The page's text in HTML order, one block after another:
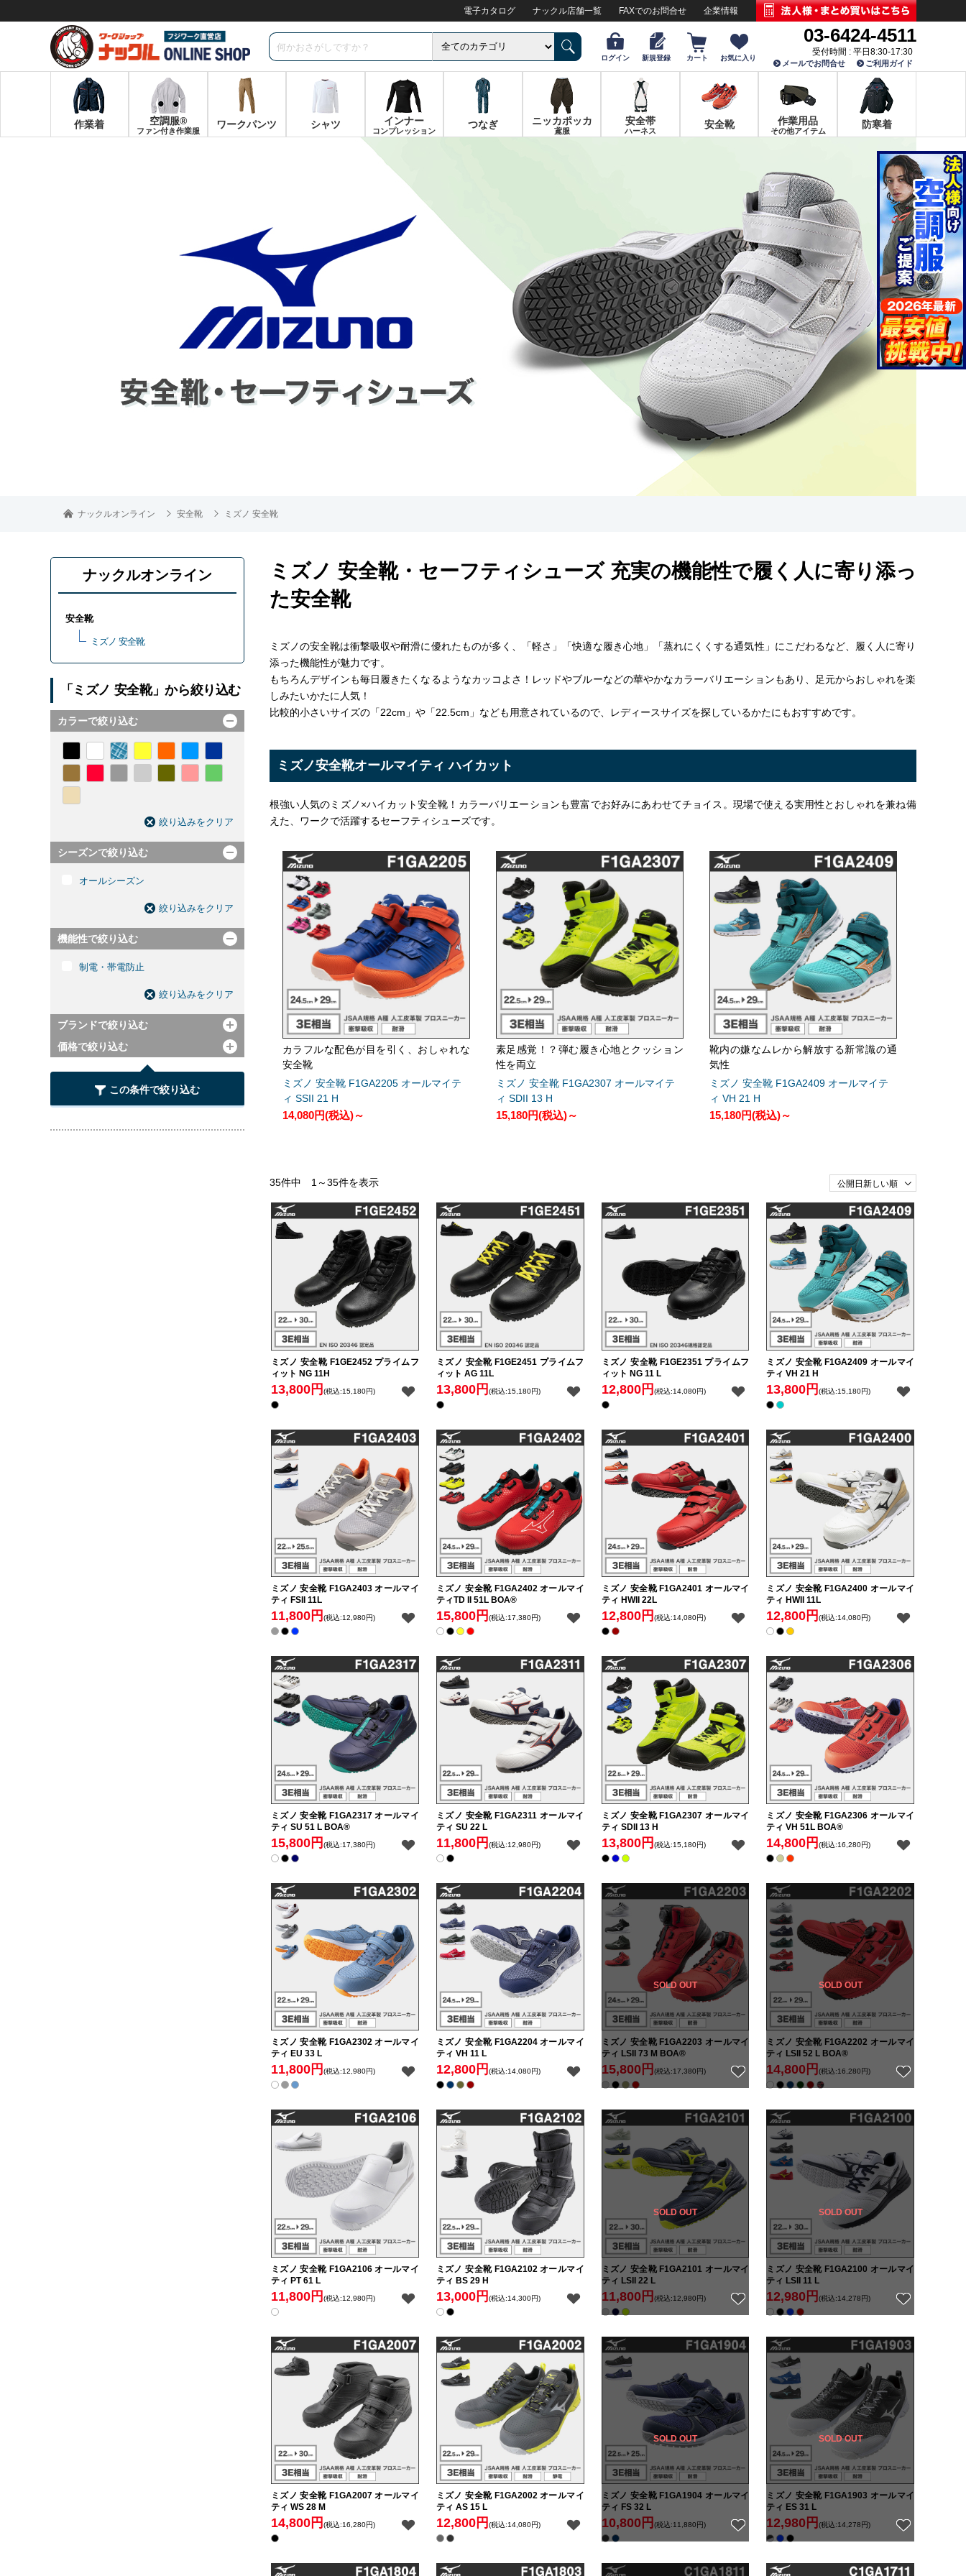
電子カタログ ナックル店舗一覧 FAXでのお問合せ 企業情報
ログイン 新規登録 カート お気に入り
03-6424-4511
受付時間 : 平日8:30-17:30
メールでお問合せ ご利用ガイド
作業着 空調服®
ファン付き作業服
ワークパンツ シャツ インナー
コンプレッション
つなぎ ニッカポッカ
鳶服
安全帯
ハーネス
安全靴 作業用品
その他アイテム
防寒着
ナックルオンライン 安全靴 ミズノ 安全靴
ミズノ 安全靴・セーフティシューズ 充実の機能性で履く人に寄り添っ
た安全靴
ミズノの安全靴は衝撃吸収や耐滑に優れたものが多く、「軽さ」「快適な履き心地」「蒸れにくくする通気性」にこだわるなど、履く人に寄り
添った機能性が魅力です。
もちろんデザインも毎日履きたくなるようなカッコよさ！レッドやブルーなどの華やかなカラーバリエーションもあり、足元からおしゃれを楽
しみたいかたに人気！
比較的小さいサイズの「22cm」や「22.5cm」なども用意されているので、レディースサイズを探しているかたにもおすすめです。
ミズノ安全靴オールマイティ ハイカット
根強い人気のミズノ×ハイカット安全靴！カラーバリエーションも豊富でお好みにあわせてチョイス。現場で使える実用性とおしゃれを兼ね備
えた、ワークで活躍するセーフティシューズです。
カラフルな配色が目を引く、おしゃれな
安全靴
ミズノ 安全靴 F1GA2205 オールマイテ
ィ SSII 21 H
14,080円(税込)～
素足感覚！？弾む履き心地とクッション
性を両立
ミズノ 安全靴 F1GA2307 オールマイテ
ィ SDII 13 H
15,180円(税込)～
靴内の嫌なムレから解放する新常識の通
気性
ミズノ 安全靴 F1GA2409 オールマイテ
ィ VH 21 H
15,180円(税込)～
35件中 1～35件を表示
ミズノ 安全靴 F1GE2452 プライムフ
ィット NG 11H
13,800円 (税込:15,180円)
ミズノ 安全靴 F1GE2451 プライムフ
ィット AG 11L
13,800円 (税込:15,180円)
ミズノ 安全靴 F1GE2351 プライムフ
ィット NG 11 L
12,800円 (税込:14,080円)
ミズノ 安全靴 F1GA2409 オールマイ
ティ VH 21 H
13,800円(税込:15,180円)
ミズノ 安全靴 F1GA2403 オールマイ
ティ FSII 11L
11,800円 (税込:12,980円)
ミズノ 安全靴 F1GA2402 オールマイ
ティTD II 51L BOA®
15,800円 (税込:17,380円)
ミズノ 安全靴 F1GA2401 オールマイ
ティ HWII 22L
12,800円 (税込:14,080円)
ミズノ 安全靴 F1GA2400 オールマイ
ティ HWII 11L
12,800円(税込:14,080円)
ミズノ 安全靴 F1GA2317 オールマイ
ティ SU 51 L BOA®
15,800円 (税込:17,380円)
ミズノ 安全靴 F1GA2311 オールマイ
ティ SU 22 L
11,800円 (税込:12,980円)
ミズノ 安全靴 F1GA2307 オールマイ
ティ SDII 13 H
13,800円 (税込:15,180円)
ミズノ 安全靴 F1GA2306 オールマイ
ティ VH 51L BOA®
14,800円(税込:16,280円)
ミズノ 安全靴 F1GA2302 オールマイ
ティ EU 33 L
11,800円 (税込:12,980円)
ミズノ 安全靴 F1GA2204 オールマイ
ティ VH 11 L
12,800円 (税込:14,080円)
SOLD OUT
ミズノ 安全靴 F1GA2203 オールマイ
ティ LSII 73 M BOA®
15,800円 (税込:17,380円)
SOLD OUT
ミズノ 安全靴 F1GA2202 オールマイ
ティ LSII 52 L BOA®
14,800円(税込:16,280円)
ミズノ 安全靴 F1GA2106 オールマイ
ティ PT 61 L
11,800円 (税込:12,980円)
ミズノ 安全靴 F1GA2102 オールマイ
ティ BS 29 H
13,000円 (税込:14,300円)
SOLD OUT
ミズノ 安全靴 F1GA2101 オールマイ
ティ LSII 22 L
11,800円 (税込:12,980円)
SOLD OUT
ミズノ 安全靴 F1GA2100 オールマイ
ティ LSII 11 L
12,980円(税込:14,278円)
ミズノ 安全靴 F1GA2007 オールマイ
ティ WS 28 M
14,800円 (税込:16,280円)
ミズノ 安全靴 F1GA2002 オールマイ
ティ AS 15 L
12,800円 (税込:14,080円)
SOLD OUT
ミズノ 安全靴 F1GA1904 オールマイ
ティ FS 32 L
10,800円 (税込:11,880円)
SOLD OUT
ミズノ 安全靴 F1GA1903 オールマイ
ティ ES 31 L
12,980円(税込:14,278円)
ナックルオンライン
安全靴
ミズノ 安全靴
「ミズノ 安全靴」から絞り込む
カラーで絞り込む 開く
絞り込みをクリア
シーズンで絞り込む 開く
オールシーズン
絞り込みをクリア
機能性で絞り込む 開く
制電・帯電防止
絞り込みをクリア
ブランドで絞り込む 開く
価格で絞り込む 開く
この条件で絞り込む